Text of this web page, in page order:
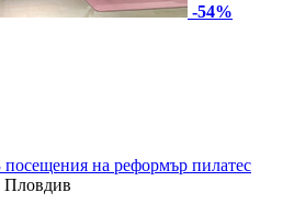
-54%
на реформър пилатес
Пловдив